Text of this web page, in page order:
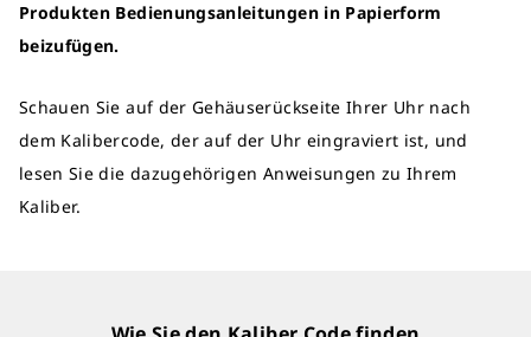
Produkten Bedienungsanleitungen in Papierform
beizufügen.
Schauen Sie auf der Gehäuserückseite Ihrer Uhr nach
dem Kalibercode, der auf der Uhr eingraviert ist, und
lesen Sie die dazugehörigen Anweisungen zu Ihrem
Kaliber.